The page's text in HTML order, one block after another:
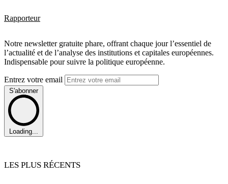
Rapporteur
Notre newsletter gratuite phare, offrant chaque jour l’essentiel de
l’actualité et de l’analyse des institutions et capitales européennes.
Indispensable pour suivre la politique européenne.
Entrez votre email
S'abonner
Loading...
LES PLUS RÉCENTS